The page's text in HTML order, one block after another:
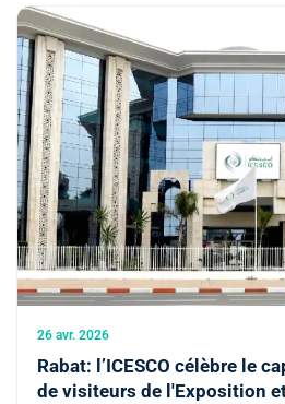
26 avr. 2026
Rabat: l’ICESCO célèbre le
de visiteurs de l'Exposition